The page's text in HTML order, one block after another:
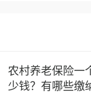
农村养老保险一
少钱？有哪些缴